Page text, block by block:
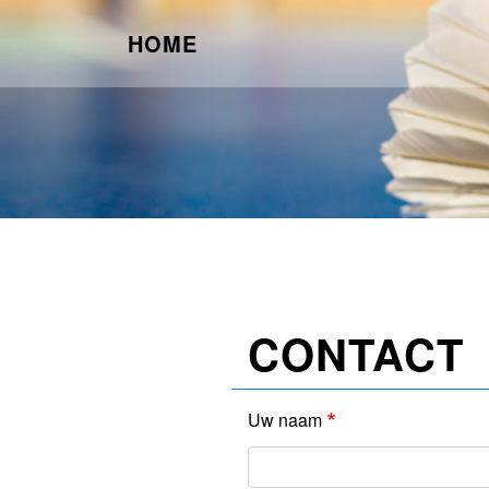
HOME
CONTACT
Uw naam